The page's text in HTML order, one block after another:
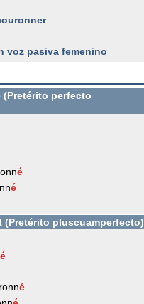
voz pasiva femenino
(Pretérito perfecto
é
é
(Pretérito pluscuamperfecto)
é
é